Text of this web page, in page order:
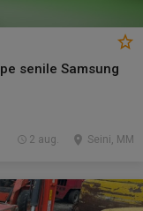
senile Samsung
Seini, MM
2 aug.